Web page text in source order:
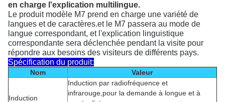
en charge l'explication multilingue.
Le produit modèle M7 prend en charge une variété de
langues et de caractères.et le M7 passera au mode de
langue correspondant, et l'explication linguistique
correspondante sera déclenchée pendant la visite pour
répondre aux besoins des visiteurs de différents pays.
Spécification du produit:
Nom Valeur
Induction
Induction par radiofréquence et
infrarouge,pour la demande à longue et à